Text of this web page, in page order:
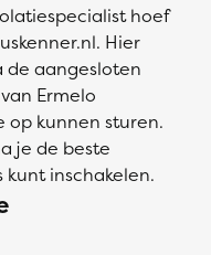
hoef
Hier
de aangesloten
Ermelo
op kunnen sturen.
je de beste
kunt inschakelen.